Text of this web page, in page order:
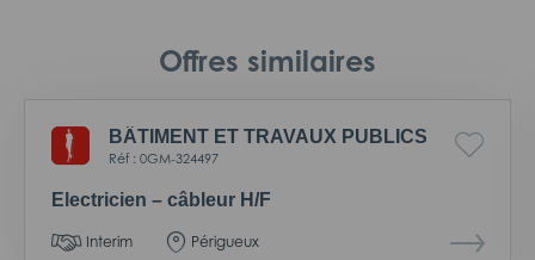
Offres similaires
BÂTIMENT ET TRAVAUX PUBLICS
Réf : 0GM-324497
Electricien – câbleur H/F
Interim Périgueux